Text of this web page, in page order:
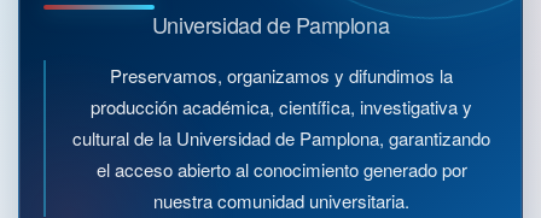
Universidad de Pamplona
Preservamos, organizamos y difundimos la
producción académica, científica, investigativa y
cultural de la Universidad de Pamplona, garantizando
el acceso abierto al conocimiento generado por
nuestra comunidad universitaria.